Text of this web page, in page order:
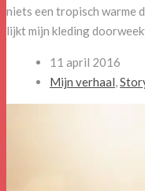
niets een tropisch warme
lijkt mijn kleding
11 april 2016
Mijn verhaal,